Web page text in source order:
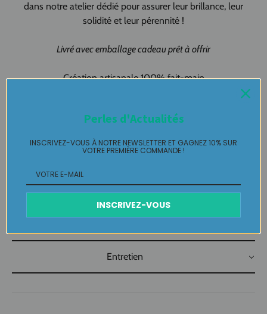
dans notre atelier dédié pour assurer leur brillance, leur
solidité et leur pérennité !
Livré avec emballage cadeau prêt à offrir
Création artisanale 100% fait-main
Bijou de sac pièce unique LABELLE IKEYA :du jamais vu, jamais
Livraison
Entretien
Perles d'Actualités
INSCRIVEZ-VOUS À NOTRE NEWSLETTER ET GAGNEZ 10% SUR
VOTRE PREMIÈRE COMMANDE !
INSCRIVEZ-VOUS